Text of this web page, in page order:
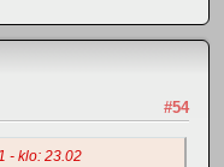
#54
- klo: 23.02